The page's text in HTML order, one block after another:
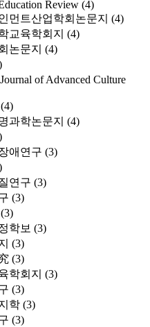
Review (4)
먼트산업학회논문지 (4)
교육학회지 (4)
논문지 (4)
of Advanced Culture
(4)
과학논문지 (4)
애연구 (3)
연구 (3)
(3)
(3)
학보 (3)
(3)
(3)
학회지 (3)
(3)
학 (3)
(3)